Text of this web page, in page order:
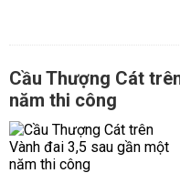
Cầu Thượng Cát
năm thi công